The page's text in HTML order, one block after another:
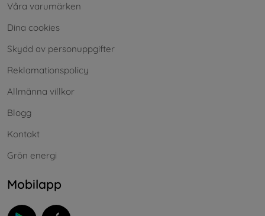
Våra varumärken
Dina cookies
Skydd av personuppgifter
Reklamationspolicy
Allmänna villkor
Blogg
Kontakt
Grön energi
Mobilapp